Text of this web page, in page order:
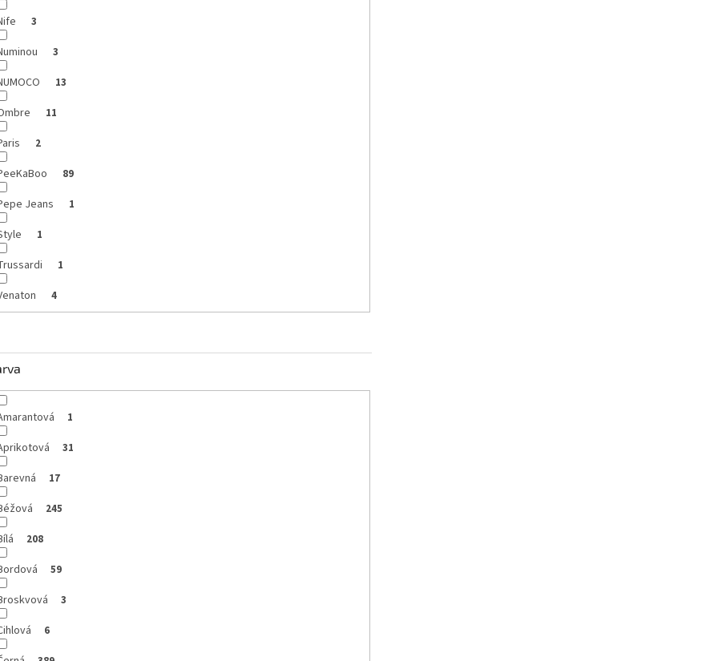
3
3
13
11
2
89
Jeans 1
1
1
4
1
31
17
245
208
59
3
6